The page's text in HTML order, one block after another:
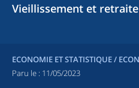
Vieillissement et retraite
ECONOMIE ET STATISTIQUE /
Paru le : 11/05/2023